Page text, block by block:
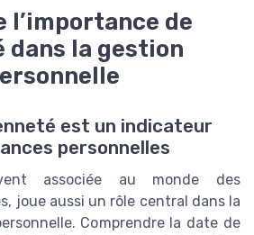
l’importance de
dans la gestion
est un indicateur
personnelles
associée au monde des
joue aussi un rôle central dans la
Comprendre la date de